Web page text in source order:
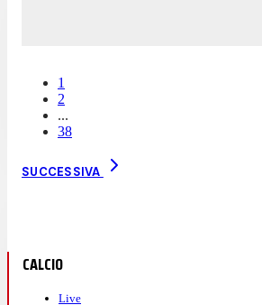
1
2
...
38
SUCCESSIVA
CALCIO
Live